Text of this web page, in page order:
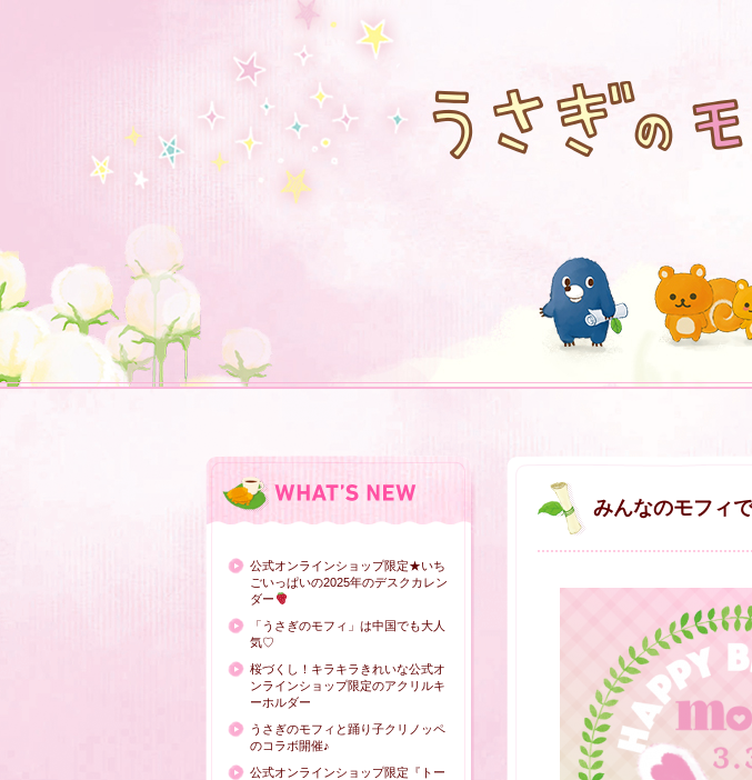
公式オンラインショップ限定★いち
ごいっぱいの2025年のデスクカレン
ダー
「うさぎのモフィ」は中国でも大人
気♡
桜づくし！キラキラきれいな公式オ
ンラインショップ限定のアクリルキ
ーホルダー
うさぎのモフィと踊り子クリノッペ
のコラボ開催♪
公式オンラインショップ限定『トー
みんなのモフィ